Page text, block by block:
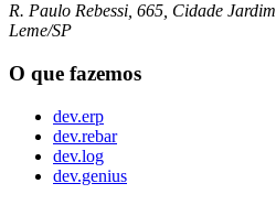
R. Paulo Rebessi, 665, Cidade Jardim
Leme/SP
O que fazemos
dev.erp
dev.rebar
dev.log
dev.genius